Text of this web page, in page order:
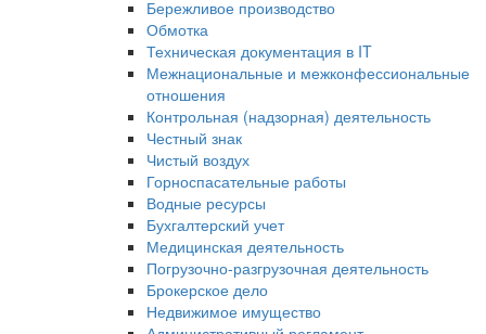
Бережливое производство
Обмотка
Техническая документация в IT
Межнациональные и межконфессиональные
отношения
Контрольная (надзорная) деятельность
Честный знак
Чистый воздух
Горноспасательные работы
Водные ресурсы
Бухгалтерский учет
Медицинская деятельность
Погрузочно-разгрузочная деятельность
Брокерское дело
Недвижимое имущество